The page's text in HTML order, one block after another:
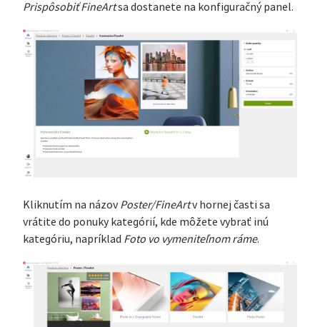
Prispôsobiť FineArtsa dostanete na konfiguračný panel.
Kliknutím na názovPoster/FineArtv hornej časti sa
vrátite do ponuky kategórií, kde môžete vybrať inú
kategóriu, napríklad Foto vo vymeniteľnom ráme.